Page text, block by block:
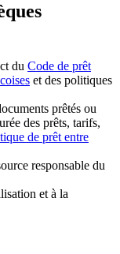
du Code de prêt
et des politiques
prêtés ou
des prêts, tarifs,
de prêt entre
responsable du
et à la